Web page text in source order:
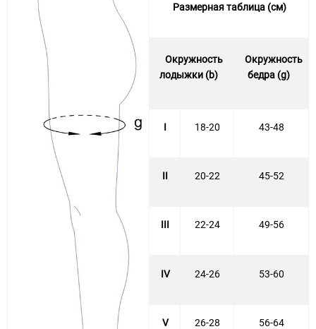
Размерная таблица (см)
Окружность
лодыжки (b)
Окружность
бедра (g)
I 18-20 43-48
II 20-22 45-52
III 22-24 49-56
IV 24-26 53-60
V 26-28 56-64